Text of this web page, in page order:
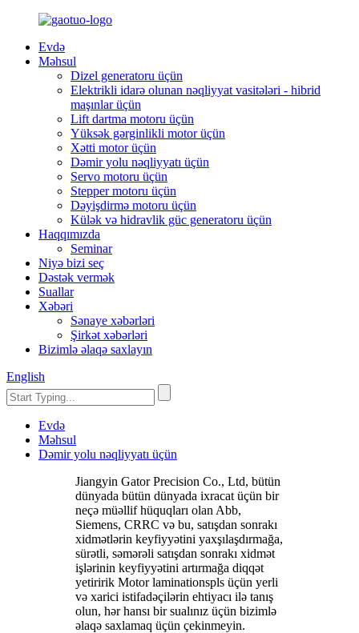
Evdə
Məhsul
Dizel generatoru üçün
Elektrikli idarə olunan nəqliyyat vasitələri - hibrid
maşınlar üçün
Lift dartma motoru üçün
Yüksək gərginlikli motor üçün
Xətti motor üçün
Dəmir yolu nəqliyyatı üçün
Servo motoru üçün
Stepper motoru üçün
Dəyişdirmə motoru üçün
Külək və hidravlik güc generatoru üçün
Haqqımızda
Seminar
Niyə bizi seç
Dəstək vermək
Suallar
Xəbəri
Sənaye xəbərləri
Şirkət xəbərləri
Bizimlə əlaqə saxlayın
English
Evdə
Məhsul
Dəmir yolu nəqliyyatı üçün
Jiangyin Gator Precision Co., Ltd, bütün
dünyada bütün dünyada ixracat üçün bir
neçə müəllif hüquqları olan Abb,
Siemens, CRRC və bu, satışdan sonrakı
xidmətlərin keyfiyyətini yaxşılaşdırmağa,
sürətli, səmərəli satışdan sonrakı xidmət
işlərinin keyfiyyətini artırmağa diqqət
yetiririk Motor laminationspls üçün yerli
və xarici istifadəçilərin ehtiyacı ilə tanış
olun, hər hansı bir sualınız üçün bizimlə
əlaqə saxlamaq üçün çekinmeyin.